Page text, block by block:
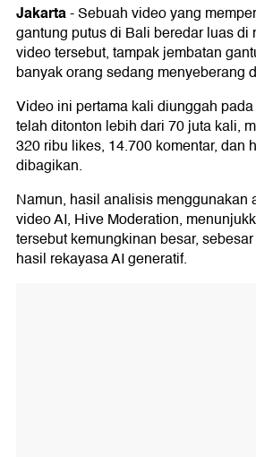
Jakarta-Sebuah video yang
gantung putus di Bali beredar luas
video tersebut, tampak jembatan
banyak orang sedang menyeberang
Video ini pertama kali diunggah
telah ditonton lebih dari 70 juta kali,
320 ribu likes, 14.700 komentar, dan
dibagikan.
Namun, hasil analisis menggunakan
video AI, Hive Moderation,
tersebut kemungkinan besar,
hasil rekayasa AI generatif.